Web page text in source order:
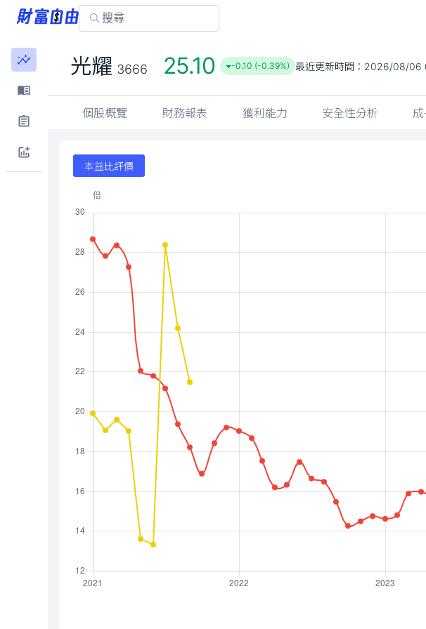
光耀 3666 25.10 -0.10 (-0.39%) 最近更新時間： 2026/08/06
個股概覽 財務報表 獲利能力 安全性分析
本益比評價